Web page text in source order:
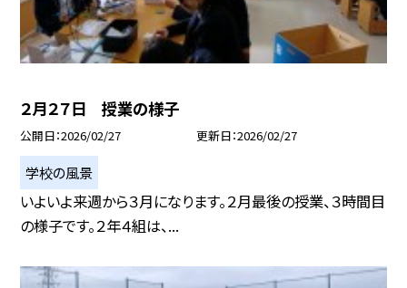
２月２７日 授業の様子
公開日 2026/02/27 更新日 2026/02/27
学校の風景
いよいよ来週から３月になります。２月最後の授業、３時間目
の様子です。２年４組は、...